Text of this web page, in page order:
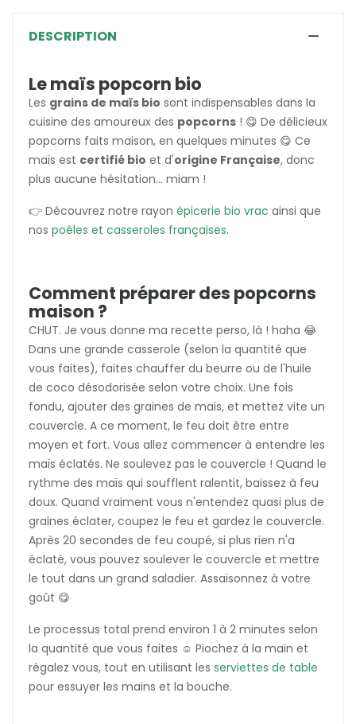
DESCRIPTION
Le maïs popcorn bio
Les grains de maïs bio sont indispensables dans la
cuisine des amoureux des popcorns ! 😋 De délicieux
popcorns faits maison, en quelques minutes 😋 Ce
maïs est certifié bio et d'origine Française, donc
plus aucune hésitation... miam !
👉 Découvrez notre rayon épicerie bio vrac ainsi que
nos poêles et casseroles françaises.
Comment préparer des popcorns
maison ?
CHUT. Je vous donne ma recette perso, là ! haha 😂
Dans une grande casserole (selon la quantité que
vous faites), faites chauffer du beurre ou de l'huile
de coco désodorisée selon votre choix. Une fois
fondu, ajouter des graines de maïs, et mettez vite un
couvercle. A ce moment, le feu doit être entre
moyen et fort. Vous allez commencer à entendre les
maïs éclatés. Ne soulevez pas le couvercle ! Quand le
rythme des maïs qui soufflent ralentit, baissez à feu
doux. Quand vraiment vous n'entendez quasi plus de
graines éclater, coupez le feu et gardez le couvercle.
Après 20 secondes de feu coupé, si plus rien n'a
éclaté, vous pouvez soulever le couvercle et mettre
le tout dans un grand saladier. Assaisonnez à votre
goût 😋
Le processus total prend environ 1 à 2 minutes selon
la quantité que vous faites ☺️ Piochez à la main et
régalez vous, tout en utilisant les serviettes de table
pour essuyer les mains et la bouche.